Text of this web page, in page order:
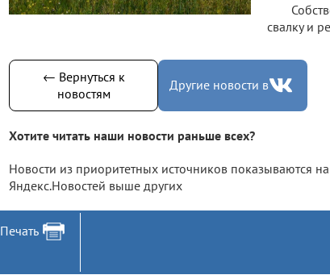
свалку и
← Вернуться к
новостям
Другие новости в
Хотите читать наши новости раньше всех?
Новости из приоритетных источников показываются на
Яндекс.Новостей выше других
Печать